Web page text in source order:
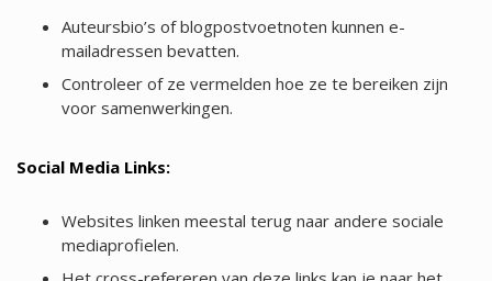
Auteursbio’s of blogpostvoetnoten kunnen e-
mailadressen bevatten.
Controleer of ze vermelden hoe ze te bereiken zijn
voor samenwerkingen.
Social Media Links:
Websites linken meestal terug naar andere sociale
mediaprofielen.